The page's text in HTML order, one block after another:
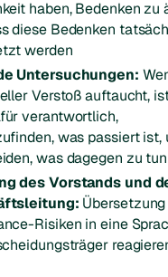
haben, Bedenken zu
diese Bedenken
werden
Untersuchungen:
Verstoß auftaucht,
verantwortlich,
was passiert ist,
was dagegen zu
des Vorstands und
Risiken in eine